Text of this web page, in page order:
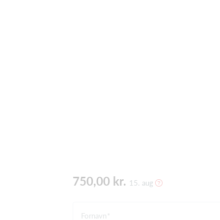
750,00 kr. 15. aug
Fornavn